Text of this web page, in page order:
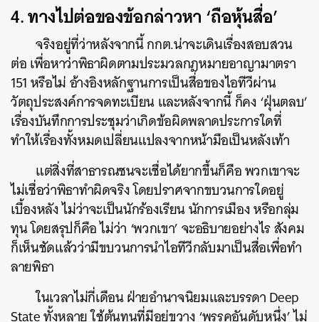
4. ทางไปต่อของข้อกล่าวหา ‘ถือหุ้นสื่อ’
จริงอยู่ที่ว่าหลังจากนี้ กกต.น่าจะเดินเรื่องสอบสวน
ต่อ เพื่อหาว่าพิธาผิดตามประมวลกฎหมายอาญามาตรา
151 หรือไม่ อ้างอิงหลักฐานการเป็นสื่อของไอทีวีผ่าน
วัตถุประสงค์การจดทะเบียน และหลังจากนี้ ก็คง ‘ฝุ่นตลบ’
เรื่องบันทึกการประชุมว่าเกิดข้อผิดพลาดประการใดที่
ทำให้เรื่องทั้งหมดเปลี่ยนแปลงจากหน้ามือเป็นหลังเท้า
แต่สิ่งที่สาธารณชนจะเชื่อได้ยากขึ้นก็คือ พวกเขาจะ
ไม่เชื่อว่าพิธาทำผิดจริง โดยปราศจากขบวนการใดอยู่
เบื้องหลัง ไม่ว่าจะเป็นนักร้องเรียน นักการเมือง หรือกลุ่ม
ทุน โดยสรุปก็คือ ไม่ว่า ‘พวกเขา’ จะอธิบายอย่างไร สังคม
ก็เห็นชัดแล้วว่ามีขบวนการนำไอทีวีกลับมาเป็นสื่อเพื่อทำ
ลายพิธา
ในเวลาไม่กี่เดือน ฝ่ายอำนาจนิยมและบรรดา Deep
State ทั้งหลาย ใช้ต้นทุนที่มีอยู่ขวาง ‘พรรคอันดับหนึ่ง’ ไม่